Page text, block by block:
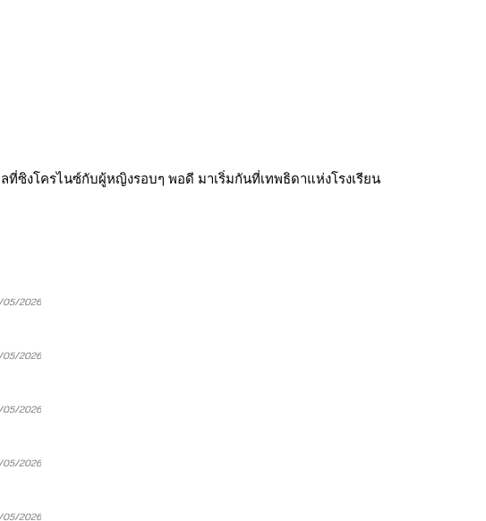
ซิงโครไนซ์กับผู้หญิงรอบๆ พอดี มาเริ่มกันที่เทพธิดาแห่งโรงเรียน
2026
2026
2026
2026
2026